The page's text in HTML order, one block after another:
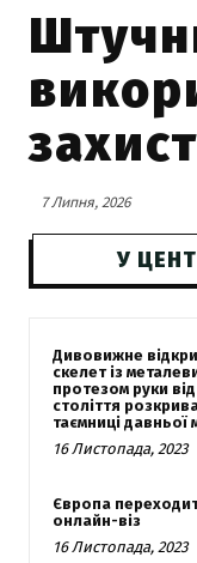
7 Липня, 2026
У
Дивовижне
скелет із
протезом руки
століття
таємниці давньої
16 Листопада, 2023
Європа
онлайн-віз
16 Листопада, 2023